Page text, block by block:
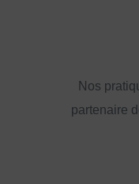
Nos
partenaire